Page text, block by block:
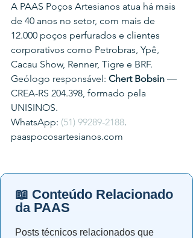
A PAAS Poços Artesianos atua há mais
de 40 anos no setor, com mais de
12.000 poços perfurados e clientes
corporativos como Petrobras, Ypê,
Cacau Show, Renner, Tigre e BRF.
Geólogo responsável: Chert Bobsin —
CREA-RS 204.398, formado pela
UNISINOS.
WhatsApp: (51) 99289-2188.
paaspocosartesianos.com
📖 Conteúdo Relacionado
da PAAS
Posts técnicos relacionados que